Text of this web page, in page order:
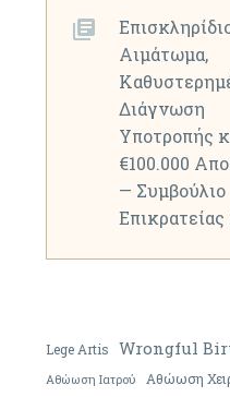
Αιμάτωμα,
Διάγνωση
Υποτροπής
€100.000
— Συμβούλιο
Επικρατείας
Lege Artis Wrongful
Αθώωση Ιατρού Αθώωση